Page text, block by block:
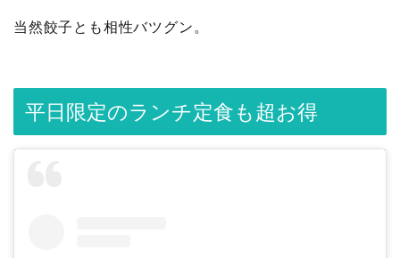
当然餃子とも相性バツグン。
平日限定のランチ定食も超お得